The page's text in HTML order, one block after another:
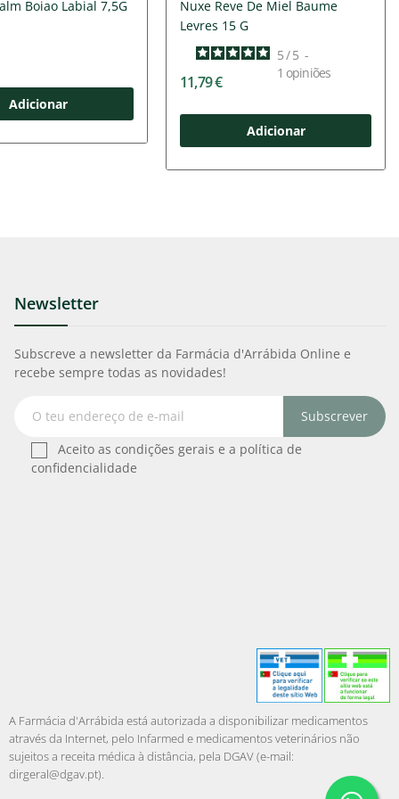
Boiao Labial 7,5G
Adicionar
Nuxe Reve De Miel Baume
Levres 15 G
5/ 5 -
1 opiniões
11,79 €
Adicionar
Newsletter
Subscreve a newsletter da Farmácia d'Arrábida Online e
recebe sempre todas as novidades!
Subscrever
Aceito as condições gerais e a política de
confidencialidade
A Farmácia d'Arrábida está autorizada a disponibilizar medicamentos
através da Internet, pelo Infarmed e medicamentos veterinários não
sujeitos a receita médica à distância, pela DGAV (e-mail:
dirgeral@dgav.pt).